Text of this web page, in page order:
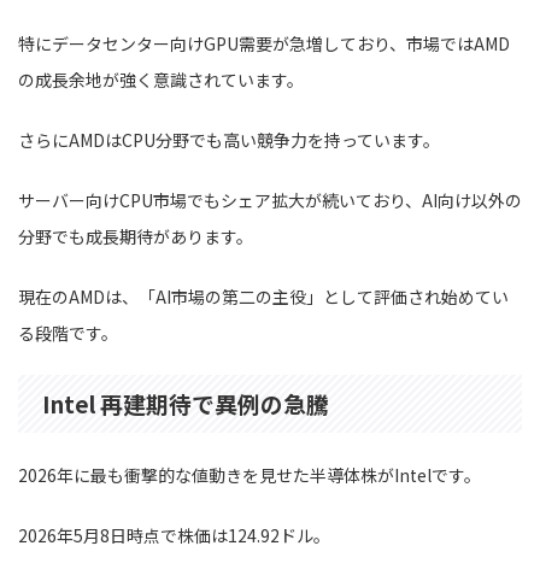
特にデータセンター向けGPU需要が急増しており、市場ではAMD
の成長余地が強く意識されています。
さらにAMDはCPU分野でも高い競争力を持っています。
サーバー向けCPU市場でもシェア拡大が続いており、AI向け以外の
分野でも成長期待があります。
現在のAMDは、「AI市場の第二の主役」として評価され始めてい
る段階です。
Intel 再建期待で異例の急騰
2026年に最も衝撃的な値動きを見せた半導体株がIntelです。
2026年5月8日時点で株価は124.92ドル。